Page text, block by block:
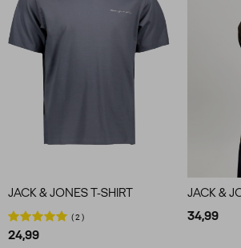
JACK & JONES T-SHIRT
2
24,99
JACK &
34,99